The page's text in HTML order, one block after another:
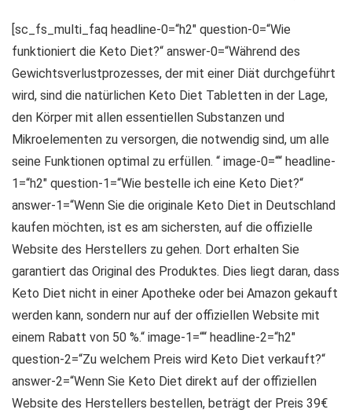
[sc_fs_multi_faq headline-0=“h2″ question-0=“Wie
funktioniert die Keto Diet?“ answer-0=“Während des
Gewichtsverlustprozesses, der mit einer Diät durchgeführt
wird, sind die natürlichen Keto Diet Tabletten in der Lage,
den Körper mit allen essentiellen Substanzen und
Mikroelementen zu versorgen, die notwendig sind, um alle
seine Funktionen optimal zu erfüllen. “ image-0=““ headline-
1=“h2″ question-1=“Wie bestelle ich eine Keto Diet?“
answer-1=“Wenn Sie die originale Keto Diet in Deutschland
kaufen möchten, ist es am sichersten, auf die offizielle
Website des Herstellers zu gehen. Dort erhalten Sie
garantiert das Original des Produktes. Dies liegt daran, dass
Keto Diet nicht in einer Apotheke oder bei Amazon gekauft
werden kann, sondern nur auf der offiziellen Website mit
einem Rabatt von 50 %.“ image-1=““ headline-2=“h2″
question-2=“Zu welchem ​​Preis wird Keto Diet verkauft?“
answer-2=“Wenn Sie Keto Diet direkt auf der offiziellen
Website des Herstellers bestellen, beträgt der Preis 39€